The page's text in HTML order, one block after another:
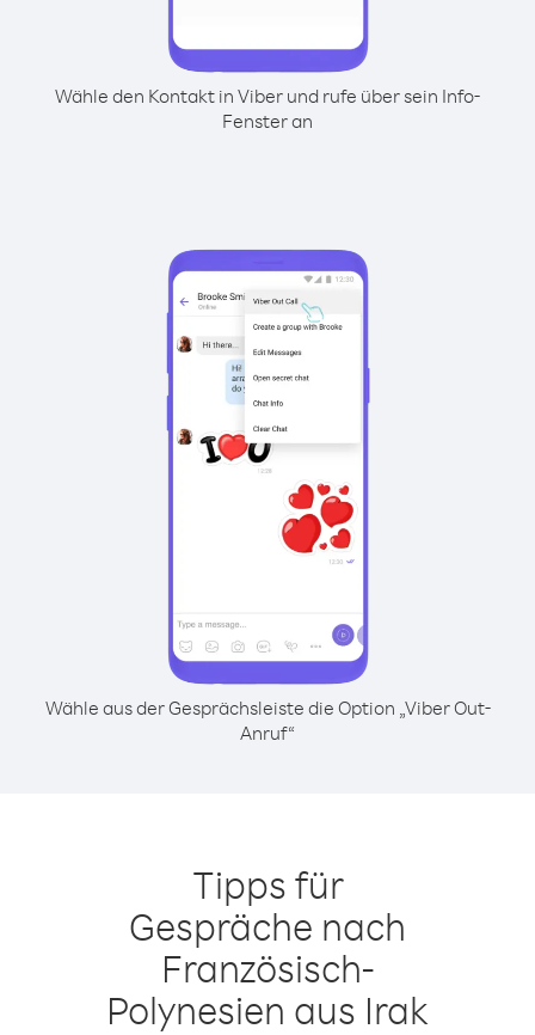
Wähle den Kontakt in Viber und rufe über sein Info-
Fenster an
Wähle aus der Gesprächsleiste die Option „Viber Out-
Anruf“
Tipps für
Gespräche nach
Französisch-
Polynesien aus Irak